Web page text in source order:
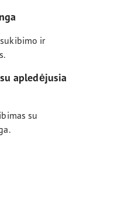
ir
apledėjusia
su